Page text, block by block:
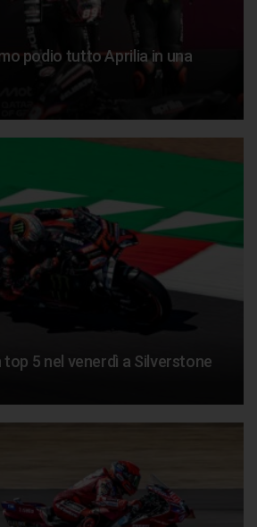
podio tutto Aprilia in una
5 nel venerdì a Silverstone